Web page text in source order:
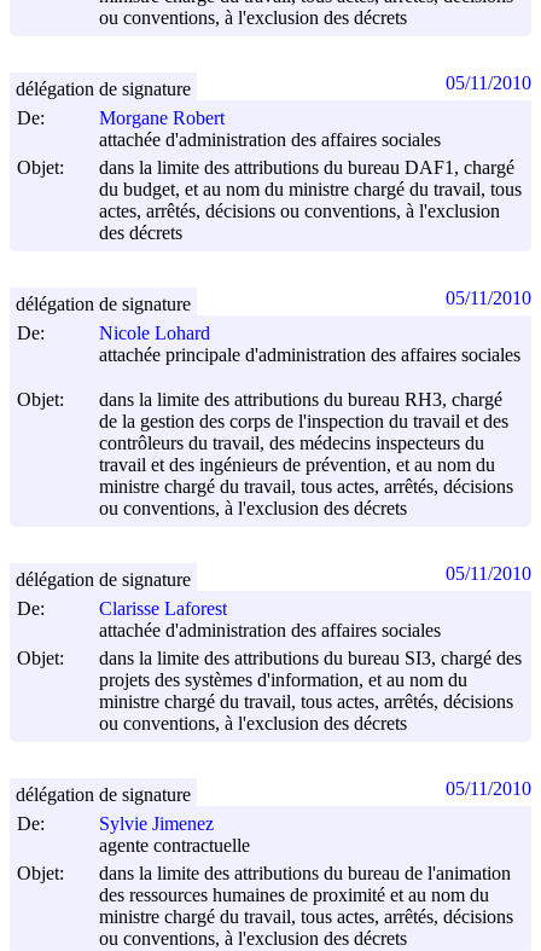
ou conventions, à l'exclusion des décrets
De:
Morgane Robert
attachée d'administration des affaires sociales
Objet:
dans la limite des attributions du bureau DAF1, chargé
du budget, et au nom du ministre chargé du travail, tous
actes, arrêtés, décisions ou conventions, à l'exclusion
des décrets
délégation de signature 05/11/2010
De:
Nicole Lohard
attachée principale d'administration des affaires sociales
Objet:
dans la limite des attributions du bureau RH3, chargé
de la gestion des corps de l'inspection du travail et des
contrôleurs du travail, des médecins inspecteurs du
travail et des ingénieurs de prévention, et au nom du
ministre chargé du travail, tous actes, arrêtés, décisions
ou conventions, à l'exclusion des décrets
délégation de signature 05/11/2010
De:
Clarisse Laforest
attachée d'administration des affaires sociales
Objet:
dans la limite des attributions du bureau SI3, chargé des
projets des systèmes d'information, et au nom du
ministre chargé du travail, tous actes, arrêtés, décisions
ou conventions, à l'exclusion des décrets
délégation de signature 05/11/2010
De:
Sylvie Jimenez
agente contractuelle
Objet:
dans la limite des attributions du bureau de l'animation
des ressources humaines de proximité et au nom du
ministre chargé du travail, tous actes, arrêtés, décisions
ou conventions, à l'exclusion des décrets
délégation de signature 05/11/2010